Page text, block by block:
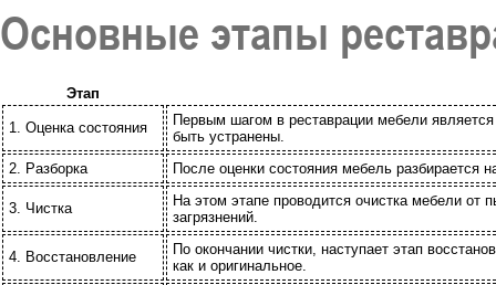
Основные этапы
Этап
1. Оценка состояния
Первым шагом в реставрации мебели
быть устранены.
2. Разборка
После оценки состояния мебель разбирается
3. Чистка
На этом этапе проводится очистка мебели
загрязнений.
4. Восстановление
По окончании чистки, наступает этап
как и оригинальное.